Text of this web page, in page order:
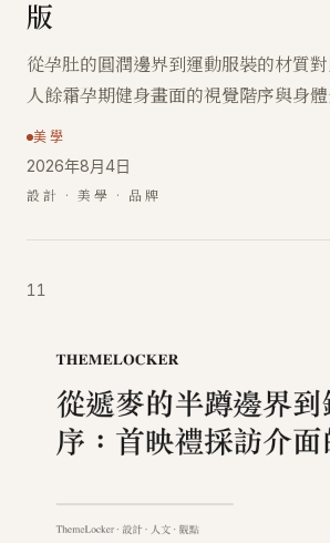
版
從孕肚的圓潤邊界到運動服裝的材質
人餘霜孕期健身畫面的視覺階序與身
美學
2026年8月4日
設計 · 美學 · 品牌
11